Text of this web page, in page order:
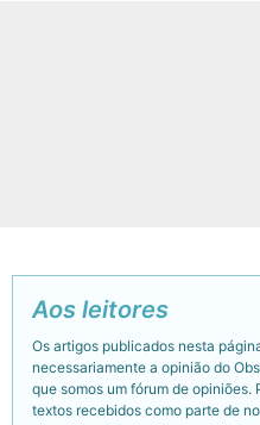
Aos leitores
Os artigos publicados nesta
necessariamente a opinião do
que somos um fórum de opiniões.
textos recebidos como parte de